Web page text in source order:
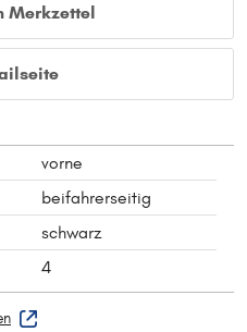
Merkzettel
vorne
beifahrerseitig
schwarz
4